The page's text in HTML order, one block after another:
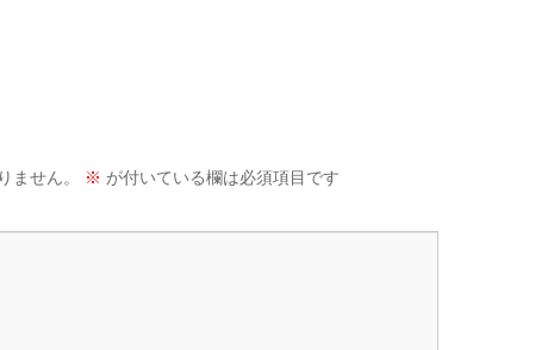
ません。 ※ が付いている欄は必須項目です